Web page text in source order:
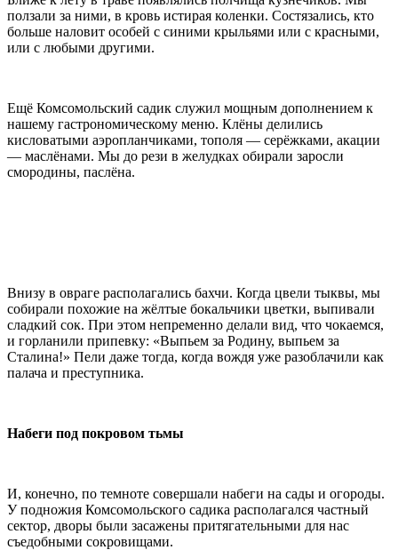
ползали за ними, в кровь истирая коленки. Состязались, кто
больше наловит особей с синими крыльями или с красными,
или с любыми другими.
Ещё Комсомольский садик служил мощным дополнением к
нашему гастрономическому меню. Клёны делились
кисловатыми аэропланчиками, тополя — серёжками, акации
— маслёнами. Мы до рези в желудках обирали заросли
смородины, паслёна.
Внизу в овраге располагались бахчи. Когда цвели тыквы, мы
собирали похожие на жёлтые бокальчики цветки, выпивали
сладкий сок. При этом непременно делали вид, что чокаемся,
и горланили припевку: «Выпьем за Родину, выпьем за
Сталина!» Пели даже тогда, когда вождя уже разоблачили как
палача и преступника.
Набеги под покровом тьмы
И, конечно, по темноте совершали набеги на сады и огороды.
У подножия Комсомольского садика располагался частный
сектор, дворы были засажены притягательными для нас
съедобными сокровищами.